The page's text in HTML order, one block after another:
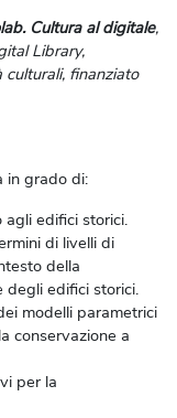
Cultura al digitale,
Library,
finanziato
in grado di:
agli edifici storici.
di livelli di
della
degli edifici storici.
modelli parametrici
conservazione a
per la